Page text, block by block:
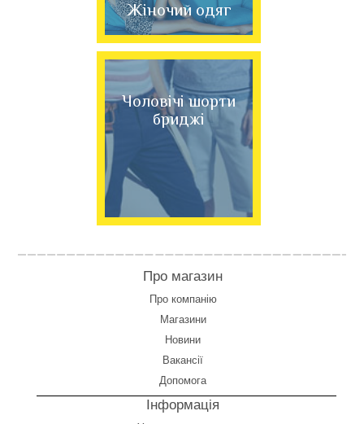
Жіночий одяг
Чоловічі шорти
бриджі
Про магазин
Про компанію
Магазини
Новини
Вакансії
Допомога
Інформація